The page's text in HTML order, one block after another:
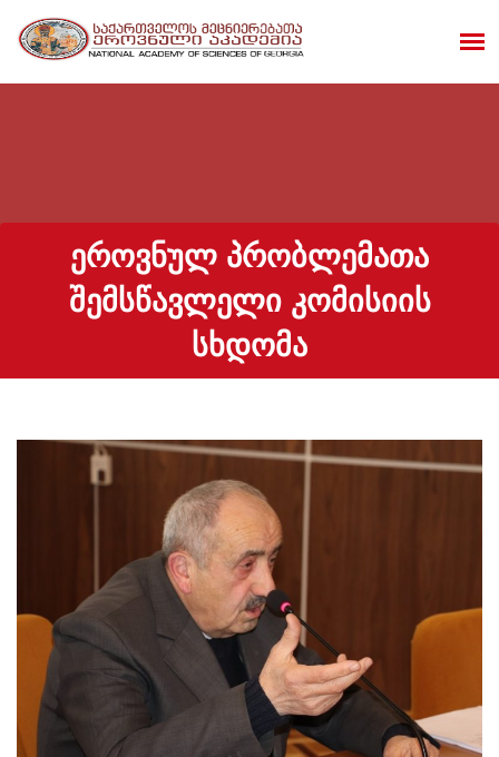
ᲔᲠᲝᲕᲜᲣᲚ ᲞᲠᲝᲑᲚᲔᲛᲐᲗᲐ
ᲨᲔᲛᲡᲬᲐᲕᲚᲔᲚᲘ ᲙᲝᲛᲘᲡᲘᲘᲡ
ᲡᲮᲓᲝᲛᲐ